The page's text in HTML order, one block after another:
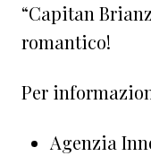
“Capitan
romantico!
Per
Agenzia